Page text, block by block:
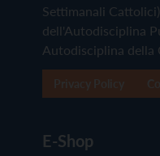
Settimanali
dell'Autodisciplina
Autodisciplina della
E-Shop